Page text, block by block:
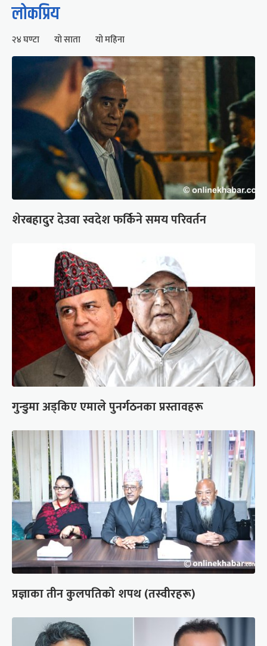
लोकप्रिय
२४ घण्टा यो साता यो महिना
शेरबहादुर देउवा स्वदेश फर्किने समय परिवर्तन
गुन्डुमा अड्किए एमाले पुनर्गठनका प्रस्तावहरू
प्रज्ञाका तीन कुलपतिको शपथ (तस्वीरहरू)